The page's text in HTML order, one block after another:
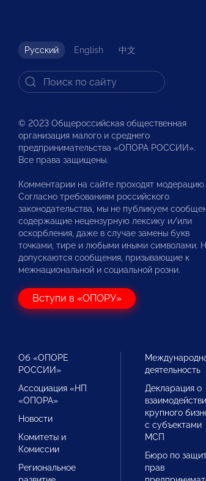
Русский English 中文
© 2023 Общероссийская общественная
организация малого и среднего
предпринимательства «ОПОРА РОССИИ».
Все права защищены.
Комментарии на сайте проходят модерацию.
Согласно требованиям российского
законодательства, мы не публикуем
содержащие нецензурную лексику и/или
оскорбления, даже в случае замены букв
точками, тире и любыми иными символами.
допускаются сообщения, призывающие к
межнациональной и социальной розни.
Вступи в «ОПОРУ»
Об «ОПОРЕ
РОССИИ»
Ассоциация «НП
«ОПОРА»
Новости
Комитеты и
Комиссии
Региональное
деятельность
Декларация о
крупного
с субъектами
МСП
Бюро по
прав